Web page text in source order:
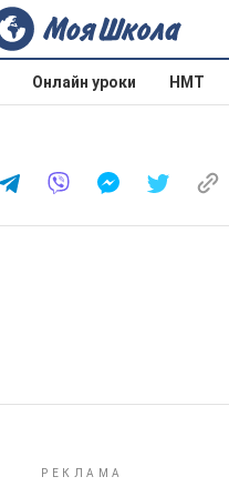
Онлайн уроки НМТ